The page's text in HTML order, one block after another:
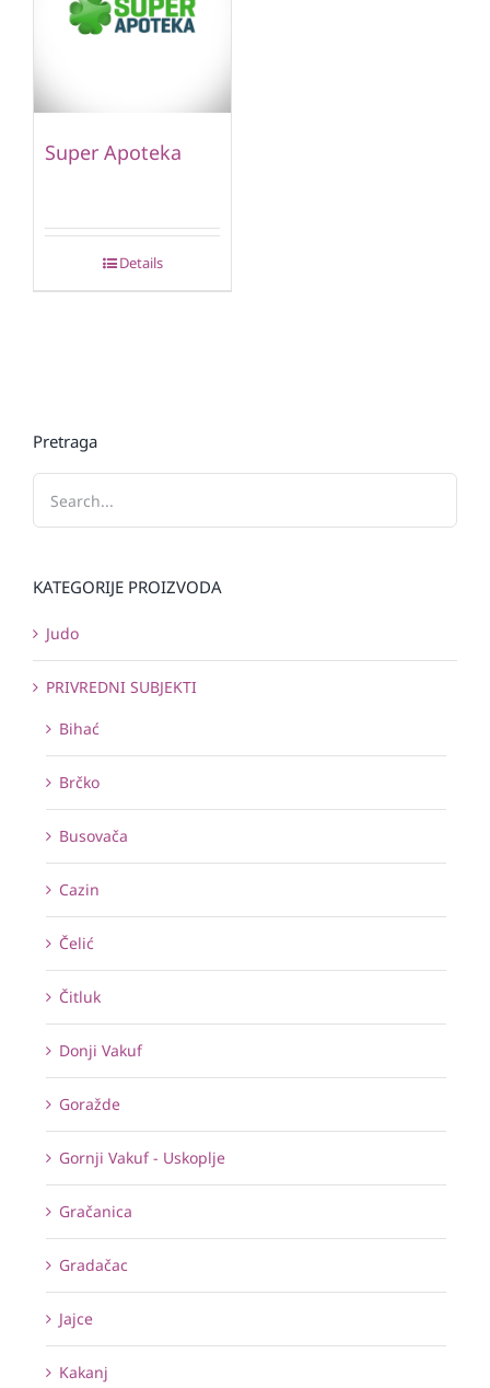
Super Apoteka
Details
Pretraga
KATEGORIJE PROIZVODA
Judo
PRIVREDNI SUBJEKTI
Bihać
Brčko
Busovača
Cazin
Čelić
Čitluk
Donji Vakuf
Goražde
Gornji Vakuf - Uskoplje
Gračanica
Gradačac
Jajce
Kakanj